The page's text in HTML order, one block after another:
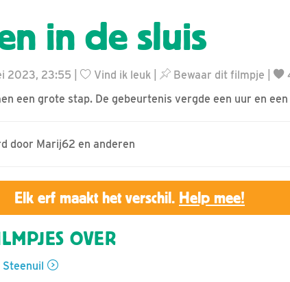
in de sluis
2023, 23:55 | Vind ik leuk Bewaar dit filmpje
een grote stap. De gebeurtenis vergde een uur en
door Marij62 en anderen
Elk erf maakt het verschil. Help mee!
OVER
Steenuil